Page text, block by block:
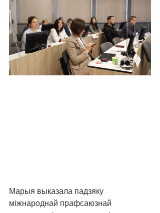
Марыя выказала падзяку
міжнароднай прафсаюзнай